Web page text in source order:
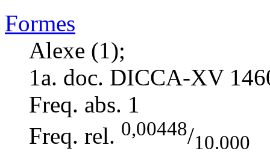
Formes
Alexe (1);
1a. doc. DICCA-XV
Freq. abs. 1
Freq. rel. 0,00448/10.000